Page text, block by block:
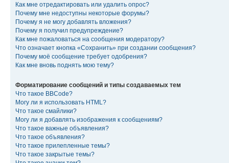
Как мне отредактировать или удалить опрос?
Почему мне недоступны некоторые форумы?
Почему я не могу добавлять вложения?
Почему я получил предупреждение?
Как мне пожаловаться на сообщения модератору?
Что означает кнопка «Сохранить» при создании сообщения?
Почему моё сообщение требует одобрения?
Как мне вновь поднять мою тему?
Форматирование сообщений и типы создаваемых тем
Что такое BBCode?
Могу ли я использовать HTML?
Что такое смайлики?
Могу ли я добавлять изображения к сообщениям?
Что такое важные объявления?
Что такое объявления?
Что такое прилепленные темы?
Что такое закрытые темы?